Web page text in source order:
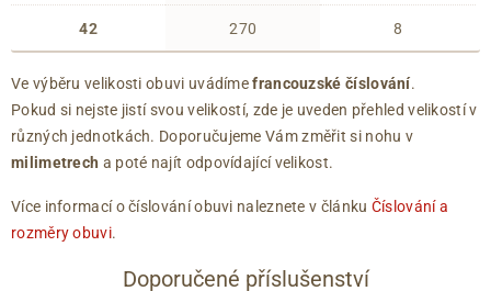
42 270 8
Ve výběru velikosti obuvi uvádímefrancouzské číslování.
Pokud si nejste jistí svou velikostí, zde je uveden přehled velikostí v
různých jednotkách. Doporučujeme Vám změřit si nohu v
milimetrech a poté najít odpovídající velikost.
Více informací o číslování obuvi naleznete v článku Číslování a
rozměry obuvi.
Doporučené příslušenství